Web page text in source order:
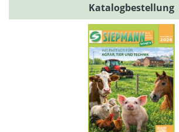
Katalogbestellung